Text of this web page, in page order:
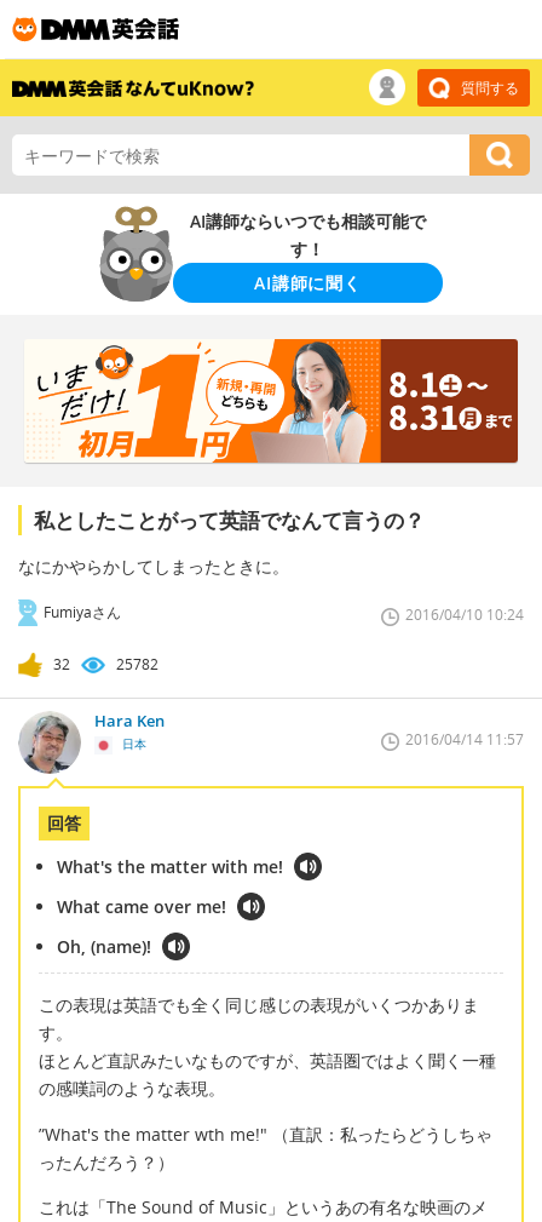
質問する
AI講師ならいつでも相談可能で
す！
AI講師に聞く
私としたことがって英語でなんて言うの？
なにかやらかしてしまったときに。
Fumiyaさん 2016/04/10 10:24
32 25782
Hara Ken
日本 2016/04/14 11:57
回答
What's the matter with me!
What came over me!
Oh, (name)!
この表現は英語でも全く同じ感じの表現がいくつかありま
す。
ほとんど直訳みたいなものですが、英語圏ではよく聞く一種
の感嘆詞のような表現。
”What's the matter wth me!" （直訳：私ったらどうしちゃ
ったんだろう？）
これは「The Sound of Music」というあの有名な映画のメ